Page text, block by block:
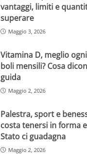
vantaggi, limiti e
superare
Maggio 3, 2026
Vitamina D, meglio
boli mensili? Cosa
guida
Maggio 2, 2026
Palestra, sport e
costa tenersi in forma
Stato ci guadagna
Maggio 2, 2026